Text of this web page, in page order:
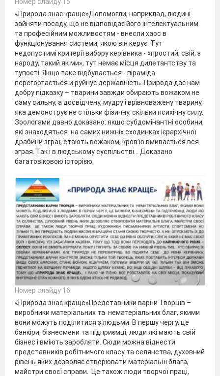
Номер слайду 15
«Природа знає краще»Допомогли, наприклад, людині
зайняти посаду, що не відповідає його інтелектуальним
та професійним можливостям - внесли хаос в
функціонування системи, якою він керує. Тут
недопустимі критерії вибору керівника - «простий, свій, з
народу, такий як ми», тут немає місця дилетантству та
тупості. Якщо таке відбувається - піраміда
перегортається и руйнує державність. Природа дає нам
добру підказку – тварини завжди обирають вожаком не
саму сильну, а досвідчену, мудру і врівноважену тварину,
яка демонструє не стільки фізичну, скільки психічну силу.
Зоологами давно доказано: якщо субдомінантні особини,
які знаходяться на самих нижніх сходинках ієрархічної
драбини зграї, стають вожаком, кров’ю вмивається вся
зграя. Так і в людському суспільстві… Доказано
багатовіковою історією.
Номер слайду 16
«Природа знає краще»Представники варни Творців –
виробники матеріальних та нематеріальних благ, якими
вони можуть поділитися з людьми. В першу чергу, це
банкіри, бізнесмени та підприємці, люди які мають свій
бізнес і вміють заробляти. Сюди можна віднести
представників робітничого класу та селянства, духовний
рівень яких дозволяє створювати матеріальні блага,
майстри своєї справи. Це також люди творчої праці,